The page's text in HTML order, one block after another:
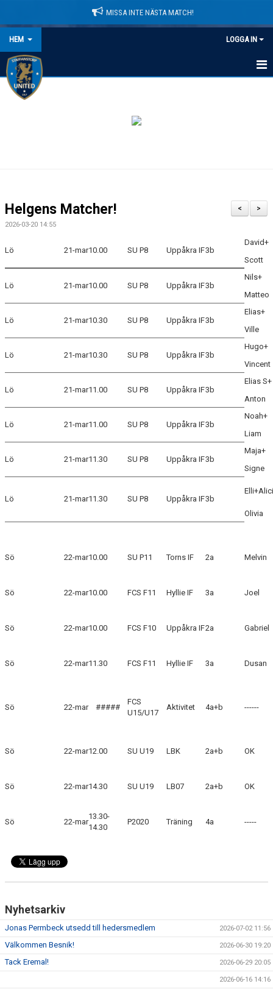
MISSA INTE NÄSTA MATCH!
HEM LOGGA IN
HEM
DOMARINFORMATION
MEDLEMSAVGIFTER
LEDARINFORMATION
STYRELSE/SEKTIONER
OM SUFC
>
<
Helgens Matcher!
2026-03-20 14:55
Lö 21-mar10.00 SU P8 Uppåkra IF3b
David+
Scott
Lö 21-mar10.00 SU P8 Uppåkra IF3b
Nils+
Matteo
Lö 21-mar10.30 SU P8 Uppåkra IF3b
Elias+
Ville
Lö 21-mar10.30 SU P8 Uppåkra IF3b
Hugo+
Vincent
Lö 21-mar11.00 SU P8 Uppåkra IF3b
Elias S+
Anton
Lö 21-mar11.00 SU P8 Uppåkra IF3b
Noah+
Liam
Lö 21-mar11.30 SU P8 Uppåkra IF3b
Maja+
Signe
Lö 21-mar11.30 SU P8 Uppåkra IF3b
Olivia
Sö 22-mar10.00 SU P11 Torns IF 2a Melvin
Sö 22-mar10.00 FCS F11 Hyllie IF 3a Joel
Sö 22-mar10.00 FCS F10 Uppåkra IF2a Gabriel
Sö 22-mar11.30 FCS F11 Hyllie IF 3a Dusan
Sö 22-mar #####
FCS
U15/U17
Aktivitet 4a+b ------
Sö 22-mar12.00 SU U19 LBK 2a+b OK
Sö 22-mar14.30 SU U19 LB07 2a+b OK
Sö 22-mar
13.30-
14.30
P2020 Träning 4a -----
Nyhetsarkiv
Jonas Permbeck utsedd till hedersmedlem 2026-07-02 11:56
Välkommen Besnik! 2026-06-30 19:20
Tack Eremal! 2026-06-29 20:05
2026-06-16 14:16